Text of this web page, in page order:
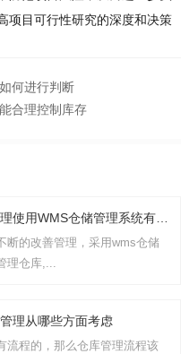
项目可行性研究的深度和决策
何进行判断
合理控制库存
断的改善管理，采用wms仓储
理仓库,...
理从哪些方面考虑
流程的，那么仓库管理流程该